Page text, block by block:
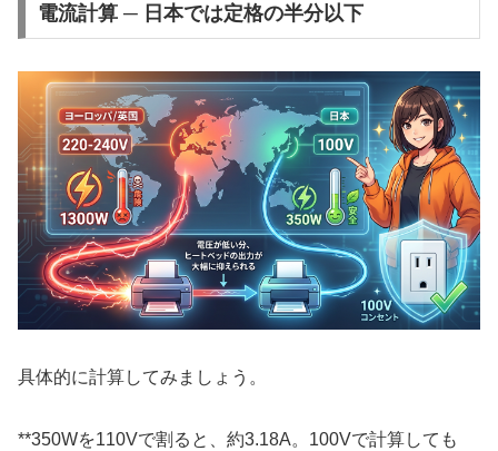
電流計算 ─ 日本では定格の半分以下
具体的に計算してみましょう。
**350Wを110Vで割ると、約3.18A。100Vで計算しても